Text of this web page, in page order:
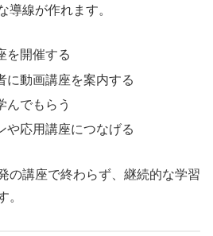
導線が作れます。
を開催する
に動画講座を案内する
んでもらう
や応用講座につなげる
の講座で終わらず、継続的な学習
。